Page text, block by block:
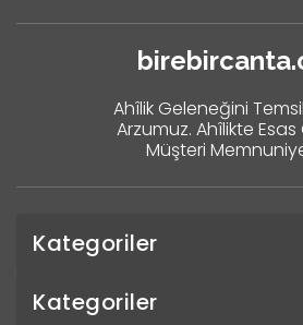
Ahîlik Geleneğini
Arzumuz. Ahîlikte Esas
Müşteri
Kategoriler
Kategoriler